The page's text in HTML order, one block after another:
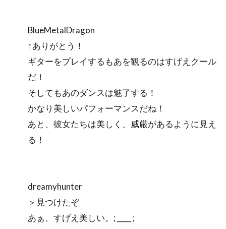
BlueMetalDragon
↑ありがとう！
ギターをプレイするもあを観るのはすげえクール
だ！
そしてもあのダンスは魅了する！
かなり美しいパフォーマンスだね！
あと、彼女たちは美しく、威厳があるように見え
る！
dreamyhunter
＞見つけたぞ
あぁ、すげえ美しい。; ____ ;